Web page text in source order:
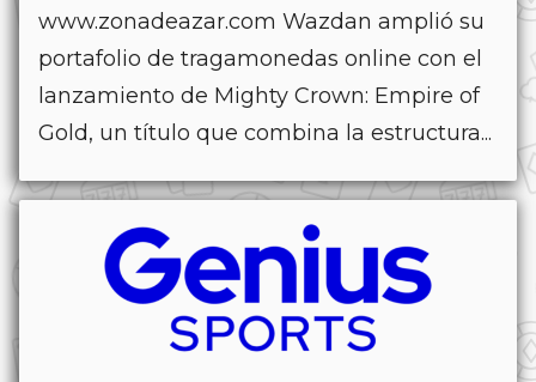
www.zonadeazar.com Wazdan amplió su
portafolio de tragamonedas online con el
lanzamiento de Mighty Crown: Empire of
Gold, un título que combina la estructura...